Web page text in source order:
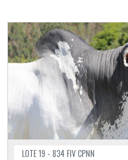
LOTE 19 - 834 FIV CPNN